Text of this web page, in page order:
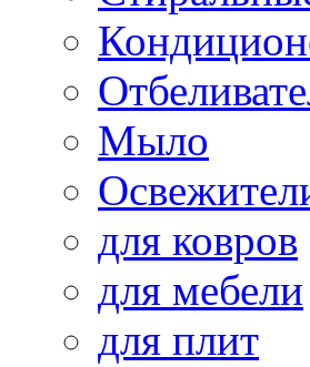
Мыло
для ковров
для мебели
для плит